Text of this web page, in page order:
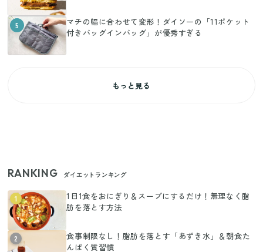
5
マチの幅に合わせて変形！ダイソーの「11ポケット
付きバッグインバッグ」が優秀すぎる
もっと見る
RANKING ダイエットランキング
1
1日1食をおにぎり＆スープにするだけ！無理なく脂
肪を落とす方法
2
食事制限なし！脂肪を落とす「あずき水」＆朝食た
んぱく質習慣